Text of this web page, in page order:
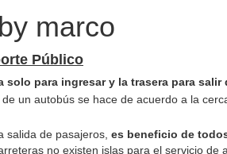
marco
Público
solo para ingresar y la trasera para
un autobús se hace de acuerdo a la
salida de pasajeros, es beneficio de
no existen islas para el servicio